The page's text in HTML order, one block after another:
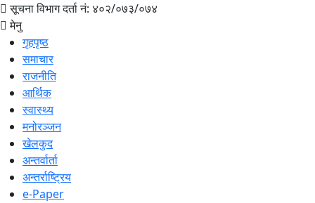
सूचना विभाग दर्ता नं: ४०२/०७३/०७४
मेनु
गृहपृष्ठ
समाचार
राजनीति
आर्थिक
स्वास्थ्य
मनोरञ्जन
खेलकुद
अन्तर्वार्ता
अन्तर्राष्ट्रिय
e-Paper